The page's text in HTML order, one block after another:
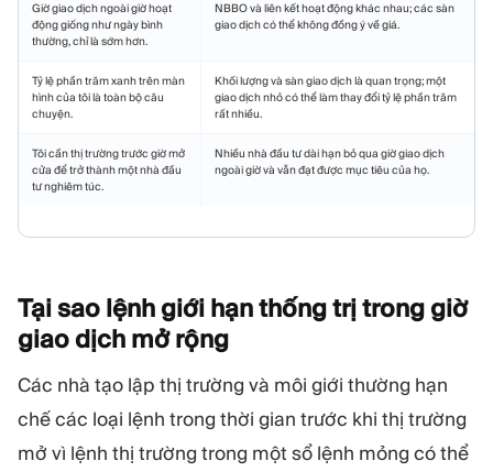
Giờ giao dịch ngoài giờ hoạt
động giống như ngày bình
thường, chỉ là sớm hơn.
NBBO và liên kết hoạt động khác nhau; các sàn
giao dịch có thể không đồng ý về giá.
Tỷ lệ phần trăm xanh trên màn
hình của tôi là toàn bộ câu
chuyện.
Khối lượng và sàn giao dịch là quan trọng; một
giao dịch nhỏ có thể làm thay đổi tỷ lệ phần trăm
rất nhiều.
Tôi cần thị trường trước giờ mở
cửa để trở thành một nhà đầu
tư nghiêm túc.
Nhiều nhà đầu tư dài hạn bỏ qua giờ giao dịch
ngoài giờ và vẫn đạt được mục tiêu của họ.
Tại sao lệnh giới hạn thống trị trong giờ
giao dịch mởrộng
Các nhà tạo lập thị trường và môi giới thường hạn
chế các loại lệnh trong thời gian trước khi thị trường
mở vì lệnh thị trường trong một sổ lệnh mỏng có thể